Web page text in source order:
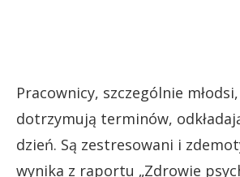
Pracownicy, szczególnie
dotrzymują terminów,
dzień. Są zestresowani i
wynika z raportu „Zdrowie